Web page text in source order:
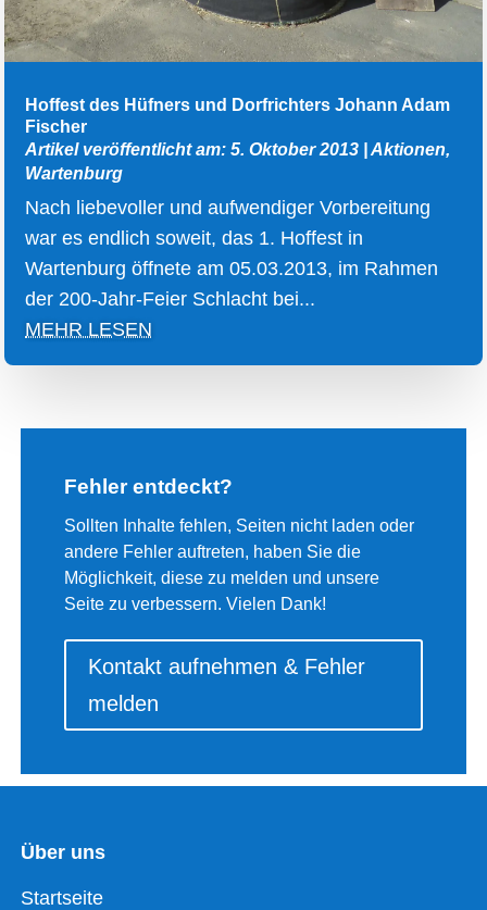
Hoffest des Hüfners und Dorfrichters Johann Adam
Fischer
Artikel veröffentlicht am: 5. Oktober 2013 |Aktionen,
Wartenburg
Nach liebevoller und aufwendiger Vorbereitung
war es endlich soweit, das 1. Hoffest in
Wartenburg öffnete am 05.03.2013, im Rahmen
der 200-Jahr-Feier Schlacht bei...
MEHR LESEN
Fehler entdeckt?
Sollten Inhalte fehlen, Seiten nicht laden oder
andere Fehler auftreten, haben Sie die
Möglichkeit, diese zu melden und unsere
Seite zu verbessern. Vielen Dank!
Kontakt aufnehmen & Fehler
melden
Über uns
Startseite